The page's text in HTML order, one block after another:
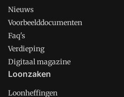
Nieuws
Voorbeelddocumenten
Faq's
Verdieping
Digitaal magazine
Loonzaken
Loonheffingen